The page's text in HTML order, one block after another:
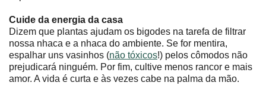
Cuide da energia da casa
Dizem que plantas ajudam os bigodes na tarefa de filtrar
nossa nhaca e a nhaca do ambiente. Se for mentira,
espalhar uns vasinhos (não tóxicos!) pelos cômodos não
prejudicará ninguém. Por fim, cultive menos rancor e mais
amor. A vida é curta e às vezes cabe na palma da mão.